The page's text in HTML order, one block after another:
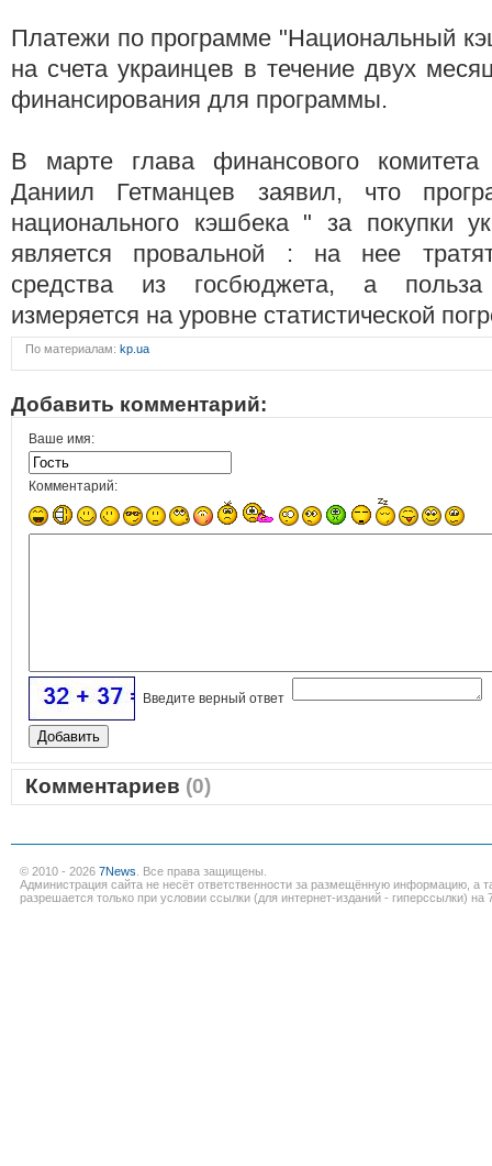
Платежи по программе "Национальный
на счета украинцев в течение двух
финансирования для программы.
В марте глава финансового
Даниил Гетманцев заявил, что
национального кэшбека " за покупки
является провальной : на нее
средства из госбюджета, а
измеряется на уровне статистической
По материалам: kp.ua
Добавить комментарий:
Ваше имя:
Комментарий:
Введите верный ответ
Комментариев (0)
© 2010 - 2026 7News . Все права защищены.
Администрация сайта не несёт ответственности за размещённую информацию, а
разрешается только при условии ссылки (для интернет-изданий - гиперссылки) на